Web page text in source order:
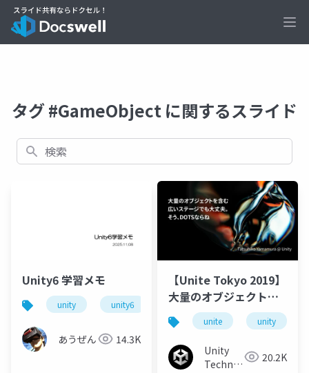
タグ #GameObject に関するスライド
検索
Unity6 学習メモ
unity unity6 ビューポート座標
あうぜん 14.3K
【Unite Tokyo 2019】
大量のオブジェクトを
含む広いステージでも
大丈夫、そうDOTSなら
ね
unite unity
Unity
Technologies20.2K